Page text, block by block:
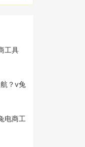
工具
？v兔
电商工